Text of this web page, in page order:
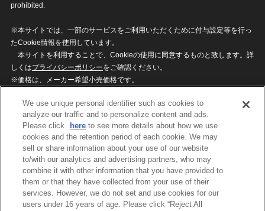
prohibited.
※本サイトでは、一部のサービスをご利用いただくために付与設定等を行っ
たCookie情報を使用しています。
本サイトを利用することで、Cookieの使用に同意するものと致します。詳
しくはプライバシーポリシーをご確認ください。
※価格は、メーカー希望小売価格です。
ざいますのでご了承ください。
privacypolicy
Do Not Sell or Share My
Personal Information
ウェブサイトご利用条件
ソーシャルメディアポリシー
個人情報保護方針
お問い合わせ
We use unique personal identifier such as cookies to
analyze our traffic and to personalize content and ads.
Please click
here to see more details about how we use
cookies and the retention period of each cookie. We may
sell or share information about your use of our website
to/with our analytics and advertising partners, who may
combine it with other information that you have provided to
them or that they have collected from your use of their
services. However, we do not set and use cookies for our
users under 16 years of age. Please click “Reject All